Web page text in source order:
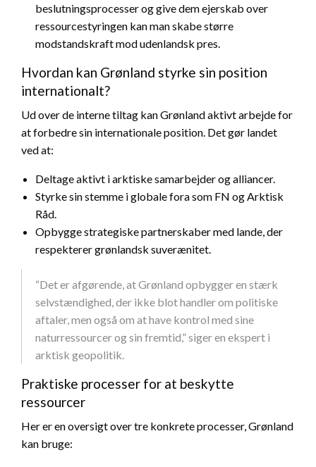
beslutningsprocesser og give dem ejerskab over
ressourcestyringen kan man skabe større
modstandskraft mod udenlandsk pres.
Hvordan kan Grønland styrke sin position
internationalt?
Ud over de interne tiltag kan Grønland aktivt arbejde for
at forbedre sin internationale position. Det gør landet
ved at:
Deltage aktivt i arktiske samarbejder og alliancer.
Styrke sin stemme i globale fora som FN og Arktisk
Råd.
Opbygge strategiske partnerskaber med lande, der
respekterer grønlandsk suverænitet.
“Det er afgørende, at Grønland opbygger en stærk
selvstændighed, der ikke blot handler om politiske
aftaler, men også om at have kontrol med sine
naturressourcer og sin fremtid,” siger en ekspert i
arktisk geopolitik.
Praktiske processer for at beskytte
ressourcer
Her er en oversigt over tre konkrete processer, Grønland
kan bruge: